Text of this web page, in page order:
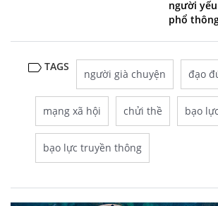
người
phổ
TAGS
người già chuyện đạo
mạng xã hội chửi thề bạo
bạo lực truyền thông